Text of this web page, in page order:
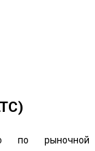
по рыночной